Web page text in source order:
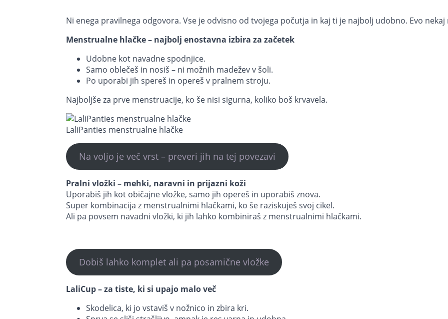
Ni enega pravilnega odgovora. Vse je odvisno od tvojega počutja in kaj ti je najbolj udobno. Evo
Menstrualne hlačke – najbolj enostavna izbira za začetek
Udobne kot navadne spodnjice.
Samo oblečeš in nosiš – ni možnih madežev v šoli.
Po uporabi jih spereš in opereš v pralnem stroju.
Najboljše za prve menstruacije, ko še nisi sigurna, koliko boš krvavela.
LaliPanties menstrualne hlačke
Na voljo je več vrst – preveri jih na tej povezavi
Pralni vložki – mehki, naravni in prijazni koži
Uporabiš jih kot običajne vložke, samo jih opereš in uporabiš znova.
Super kombinacija z menstrualnimi hlačkami, ko še raziskuješ svoj cikel.
Ali pa povsem navadni vložki, ki jih lahko kombiniraš z menstrualnimi hlačkami.
Dobiš lahko komplet ali pa posamične vložke
LaliCup – za tiste, ki si upajo malo več
Skodelica, ki jo vstaviš v nožnico in zbira kri.